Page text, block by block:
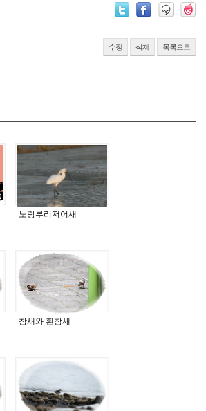
수정 삭제 목록으로
노랑부리저어새
참새와 흰참새